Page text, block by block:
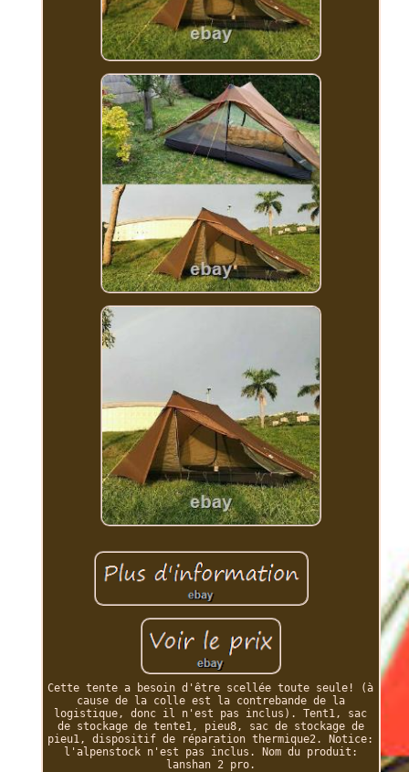
Cette tente a besoin d'être scellée toute seule! (à
cause de la colle est la contrebande de la
logistique, donc il n'est pas inclus). Tent1, sac
de stockage de tente1, pieu8, sac de stockage de
pieu1, dispositif de réparation thermique2. Notice:
l'alpenstock n'est pas inclus. Nom du produit:
lanshan 2 pro.